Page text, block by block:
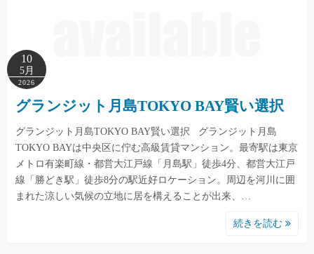
10
5月
2026
グランジット月島TOKYO BAY賢い選択
グランジット月島TOKYO BAY賢い選択 グランジット月島
TOKYO BAYは中央区に佇む高級賃貸マンション。最寄駅は東京
メトロ有楽町線・都営大江戸線「月島駅」徒歩4分、都営大江戸
線「勝どき駅」徒歩8分の駅近好ロケーション。周辺を河川に囲
まれた涼しい気候の立地に居を構えることが出来、…
続きを読む